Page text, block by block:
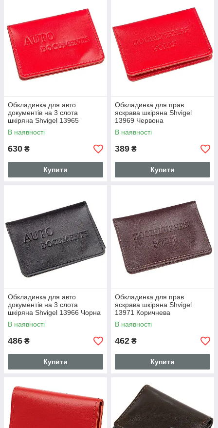
Обкладинка для авто
документів на 3 слота
шкіряна Shvigel 13965
Червона
В наявності
630 ₴
Купити
Обкладинка для прав
яскрава шкіряна Shvigel
13969 Червона
В наявності
389 ₴
Купити
Обкладинка для авто
документів на 3 слота
шкіряна Shvigel 13966 Чорна
В наявності
486 ₴
Купити
Обкладинка для прав
яскрава шкіряна Shvigel
13971 Коричнева
В наявності
462 ₴
Купити